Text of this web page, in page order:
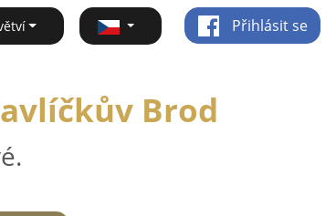
Přihlásit se
Brod